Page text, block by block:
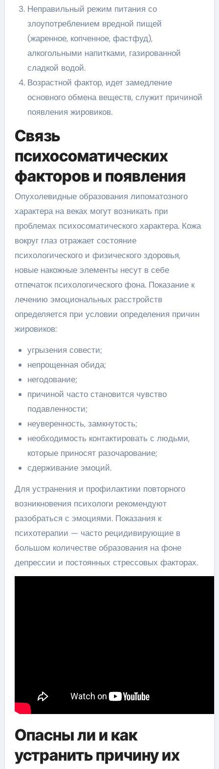
Неправильный режим питания со
злоупотреблением вредной пищей
(жаренное, копченное, фастфуд),
алкогольными напитками, газированной
сладкой водой.
Возрастной фактор, идет замедление
основного обмена веществ, служит причиной
появления жировиков.
Связь
психосоматических
факторов и появления
Опухолевидные образования липоматозного
характера на веках могут возникать при
проблемах психосоматического характера. Кожа
вокруг глаз отражает состояние
психологического и физического здоровья,
новые накожные элементы несут в себе
отпечаток психологического фона. Показание к
лечению эмоциональных расстройств
определяется при условии определения причин
жировиков:
угрызения совести;
непрощенная обида;
негодование;
причиной часто становится чувство
подавленности;
неуверенность, замкнутость;
необходимость контактировать с людьми,
которые приносят разочарование;
сдерживание эмоций.
Для устранения и профилактики повторного
возникновения психологи рекомендуют
разобраться с эмоциями. Показания к
психотерапии — часто рецидивирующие в
большом количестве образования на фоне
депрессии и постоянных стрессовых факторах.
Опасны ли и как
устранить причину их